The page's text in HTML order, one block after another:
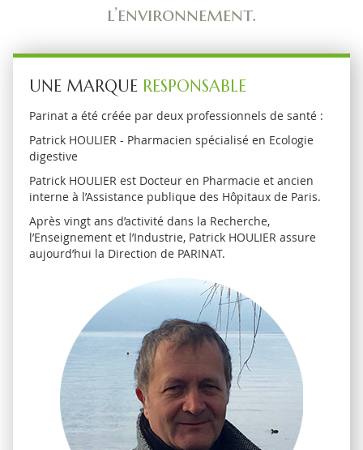
l’environnement.
UNE MARQUE RESPONSABLE
Parinat a été créée par deux professionnels de santé :
Patrick HOULIER - Pharmacien spécialisé en Ecologie
digestive
Patrick HOULIER est Docteur en Pharmacie et ancien
interne à l’Assistance publique des Hôpitaux de Paris.
Après vingt ans d’activité dans la Recherche,
l’Enseignement et l’Industrie, Patrick HOULIER assure
aujourd’hui la Direction de PARINAT.